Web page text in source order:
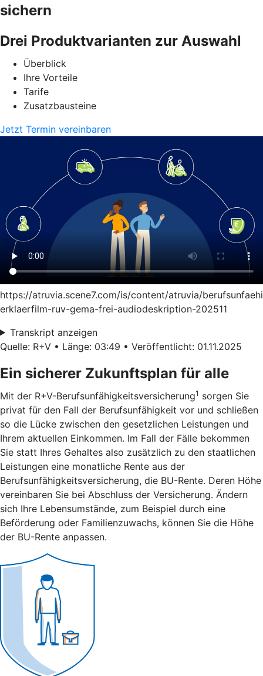
sichern
Drei Produktvarianten zur Auswahl
Überblick
Ihre Vorteile
Tarife
Zusatzbausteine
Jetzt Termin vereinbaren
https://atruvia.scene7.com/is/content/atruvia/
erklaerfilm-ruv-gema-frei-audiodeskription-202511
Transkript anzeigen
Quelle: R+V • Länge: 03:49 • Veröffentlicht: 01.11.2025
Ein sicherer Zukunftsplan für alle
Mit der R+V-Berufsunfähigkeitsversicherung1 sorgen Sie
privat für den Fall der Berufsunfähigkeit vor und schließen
so die Lücke zwischen den gesetzlichen Leistungen und
Ihrem aktuellen Einkommen. Im Fall der Fälle bekommen
Sie statt Ihres Gehaltes also zusätzlich zu den staatlichen
Leistungen eine monatliche Rente aus der
Berufsunfähigkeitsversicherung, die BU-Rente. Deren Höhe
vereinbaren Sie bei Abschluss der Versicherung. Ändern
sich Ihre Lebensumstände, zum Beispiel durch eine
Beförderung oder Familienzuwachs, können Sie die Höhe
der BU-Rente anpassen.